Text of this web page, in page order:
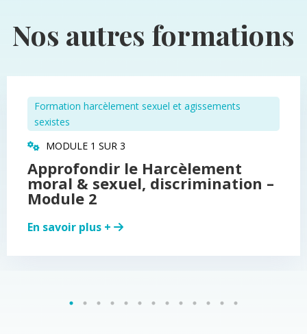
Nos autres formations
Formation harcèlement sexuel et agissements
sexistes
MODULE 1 SUR 3
Approfondir le Harcèlement
moral & sexuel, discrimination –
Module 2
En savoir plus +